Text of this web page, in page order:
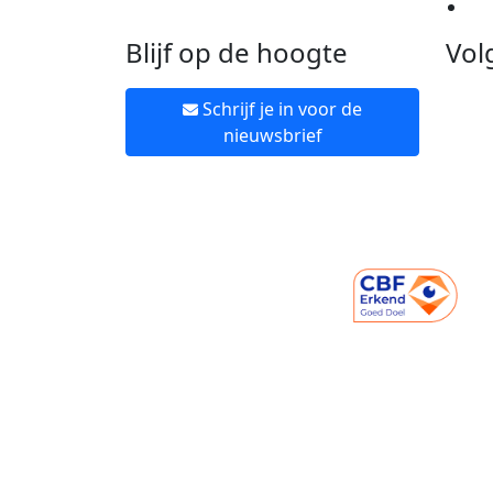
Blijf op de hoogte
Schrijf je in voor de
nieuwsbrief